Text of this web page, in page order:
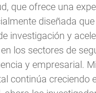
que ofrece una
diseñada
investigación y
los sectores de
y empresarial.
continúa creciendo